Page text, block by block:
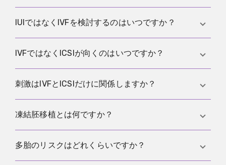
ます。個人間の提供が関わる場合に特に重要です。
タイミングが難しい場合、子宮頸部に関わる要因が
ていて処理が助けになる場合に検討されやすいで
IUIではなくIVFを検討するのはいつですか？
卵管の問題がある場合、良い条件でもインセミネー
合はIVFが議論されやすいです。
IVFではなくICSIが向くのはいつですか？
精液所見が大きく低下している、精子を外科的に採
ICSIが選ばれやすいです。
刺激はIVFとICSIだけに関係しますか？
いいえ。IUIでもタイミングを整えたり卵胞の発育を
は目的とリスクで決まります。
凍結胚移植とは何ですか？
以前に凍結した胚を融解して、別の周期で子宮に戻
多胎のリスクはどれくらいですか？